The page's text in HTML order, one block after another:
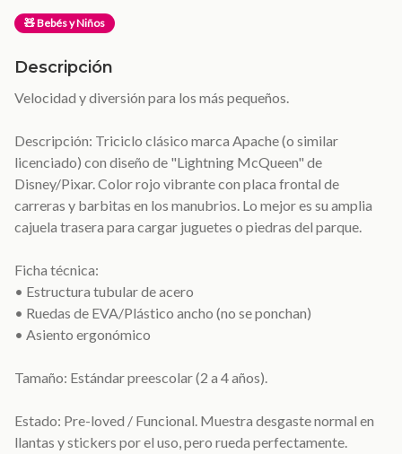
🧸 Bebés y Niños
Descripción
Velocidad y diversión para los más pequeños.
Descripción: Triciclo clásico marca Apache (o similar
licenciado) con diseño de "Lightning McQueen" de
Disney/Pixar. Color rojo vibrante con placa frontal de
carreras y barbitas en los manubrios. Lo mejor es su amplia
cajuela trasera para cargar juguetes o piedras del parque.
Ficha técnica:
• Estructura tubular de acero
• Ruedas de EVA/Plástico ancho (no se ponchan)
• Asiento ergonómico
Tamaño: Estándar preescolar (2 a 4 años).
Estado: Pre-loved / Funcional. Muestra desgaste normal en
llantas y stickers por el uso, pero rueda perfectamente.